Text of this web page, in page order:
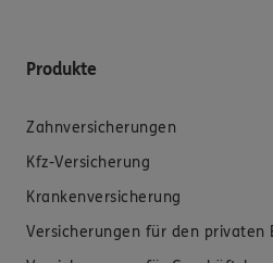
Produkte
Zahnversicherungen
Kfz-Versicherung
Krankenversicherung
Versicherungen für den privaten